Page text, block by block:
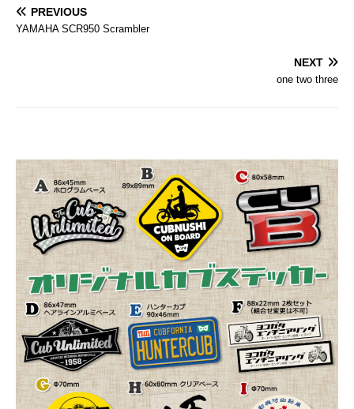
PREVIOUS
YAMAHA SCR950 Scrambler
NEXT
one two three